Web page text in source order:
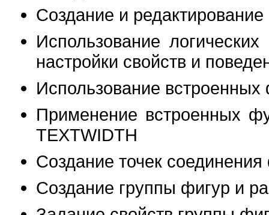
Создание и
Использование
настройки свойств и
Использование встроенных
Применение встроенных
TEXTWIDTH
Создание точек
Создание группы фигур и